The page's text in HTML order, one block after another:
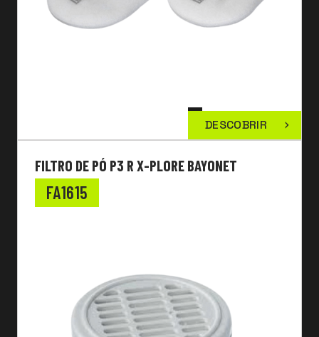
DESCOBRIR
FILTRO DE PÓ P3 R X-PLORE BAYONET
FA1615